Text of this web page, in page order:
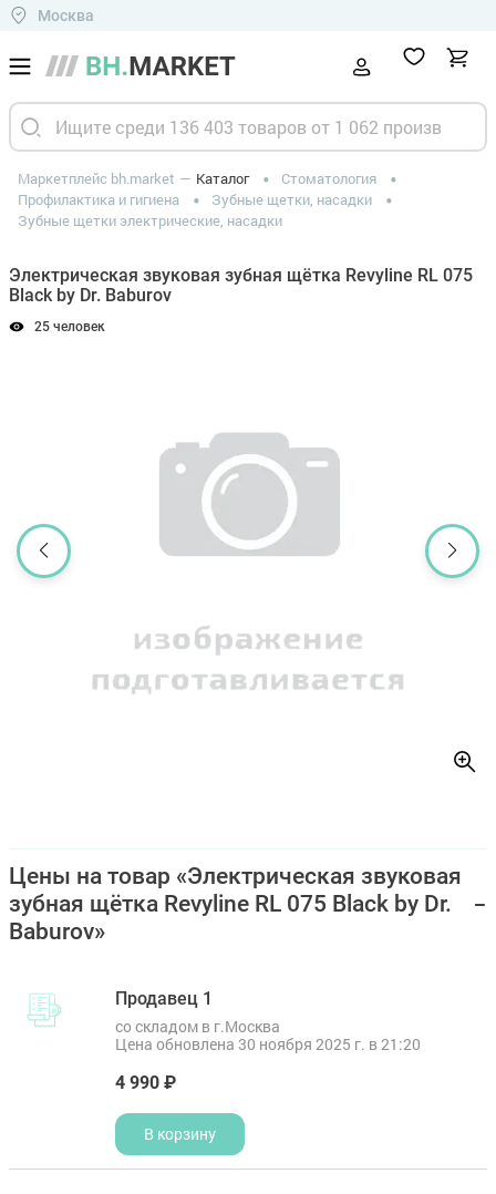
Москва
Маркетплейс bh.market Каталог
Стоматология
Профилактика и гигиена
Зубные щетки, насадки
Зубные щетки электрические, насадки
Электрическая звуковая зубная щётка Revyline RL 075
Black by Dr. Baburov
25 человек
Цены на товар «Электрическая звуковая
зубная щётка Revyline RL 075 Black by Dr.
Baburov»
Продавец 1
со складом в г.Москва
Цена обновлена 30 ноября 2025 г. в 21:20
4 990 ₽
В корзину